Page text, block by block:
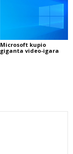
Microsoft kupio
giganta video-igara